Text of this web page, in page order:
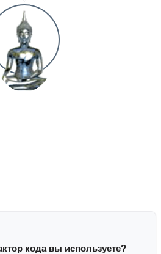
кода вы используете?